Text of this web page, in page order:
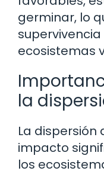
germinar, lo
ecosistemas
la
La dispersión
impacto
los